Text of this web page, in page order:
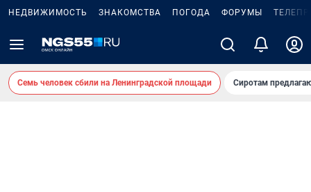
НЕДВИЖИМОСТЬ ЗНАКОМСТВА ПОГОДА ФОРУМЫ
Семь человек сбили на Ленинградской площади Сиротам